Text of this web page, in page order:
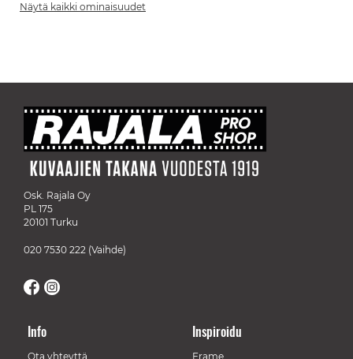
Näytä kaikki ominaisuudet
Osk. Rajala Oy
PL 175
20101 Turku
020 7530 222 (Vaihde)
Info
Ota yhteyttä
Inspiroidu
Frame